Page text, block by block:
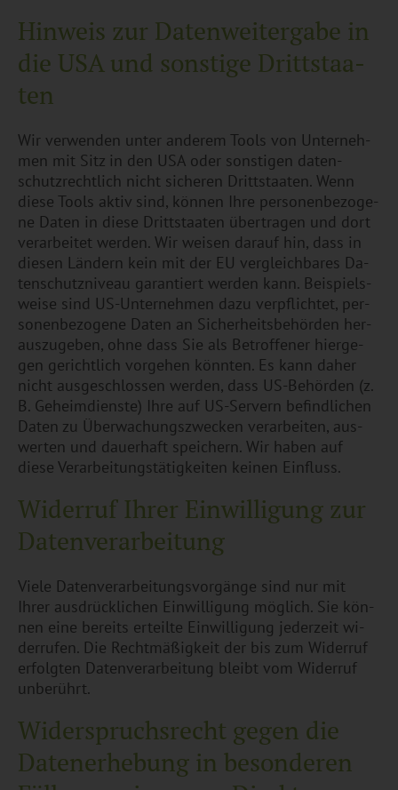
Hin­weis zur Da­ten­wei­ter­ga­be in
die USA und sons­ti­ge Dritt­staa­
ten
Wir ver­wen­den unter an­de­rem Tools von Un­ter­neh­
men mit Sitz in den USA oder sons­ti­gen da­ten­
schutz­recht­lich nicht si­che­ren Dritt­staa­ten. Wenn
diese Tools aktiv sind, kön­nen Ihre per­so­nen­be­zo­ge­
ne Daten in diese Dritt­staa­ten über­tra­gen und dort
ver­ar­bei­tet wer­den. Wir wei­sen dar­auf hin, dass in
die­sen Län­dern kein mit der EU ver­gleich­ba­res Da­
ten­schutz­ni­veau ga­ran­tiert wer­den kann. Bei­spiels­
wei­se sind US-Un­ter­neh­men dazu ver­pflich­tet, per­
so­nen­be­zo­ge­ne Daten an Si­cher­heits­be­hör­den her­
aus­zu­ge­ben, ohne dass Sie als Be­trof­fe­ner hier­ge­
gen ge­richt­lich vor­ge­hen könn­ten. Es kann daher
nicht aus­ge­schlos­sen wer­den, dass US-Be­hör­den (z.
B. Ge­heim­diens­te) Ihre auf US-Ser­vern be­find­li­chen
Daten zu Über­wa­chungs­zwe­cken ver­ar­bei­ten, aus­
wer­ten und dau­er­haft spei­chern. Wir haben auf
diese Ver­ar­bei­tungs­tä­tig­kei­ten kei­nen Ein­fluss.
Wi­der­ruf Ihrer Ein­wil­li­gung zur
Da­ten­ver­ar­bei­tung
Viele Da­ten­ver­ar­bei­tungs­vor­gän­ge sind nur mit
Ihrer aus­drück­li­chen Ein­wil­li­gung mög­lich. Sie kön­
nen eine be­reits er­teil­te Ein­wil­li­gung je­der­zeit wi­
der­ru­fen. Die Recht­mä­ßig­keit der bis zum Wi­der­ruf
er­folg­ten Da­ten­ver­ar­bei­tung bleibt vom Wi­der­ruf
un­be­rührt.
Wi­der­spruchs­recht gegen die
Da­ten­er­he­bung in be­son­de­ren